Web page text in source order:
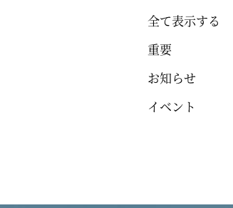
全て表示する
重要
お知らせ
イベント